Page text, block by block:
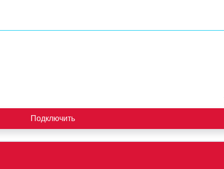
Подключить